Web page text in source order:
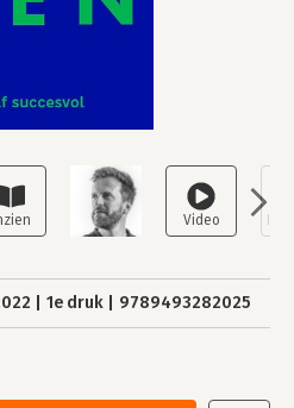
1e druk 9789493282025